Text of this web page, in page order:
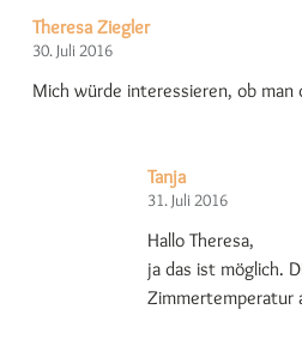
Theresa Ziegler
30. Juli 2016
Mich würde interessieren, ob
Tanja
31. Juli 2016
Hallo Theresa,
ja das ist möglich.
Zimmertemperatur